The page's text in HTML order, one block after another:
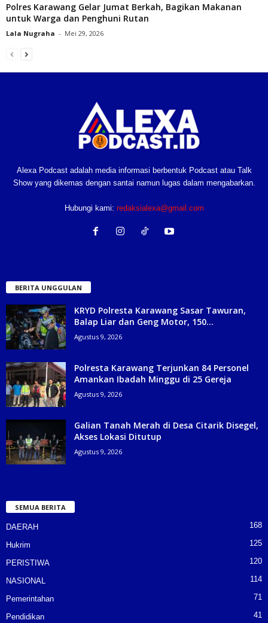
Polres Karawang Gelar Jumat Berkah, Bagikan Makanan
untuk Warga dan Penghuni Rutan
Lala Nugraha - Mei 29, 2026
Alexa Podcast adalah media informasi berbentuk Podcast atau Talk
Show yang dikemas dengan santai namun lugas dalam mengabarkan.
Hubungi kami: redaksialexa@gmail.com
BERITA UNGGULAN
KRYD Polresta Karawang Sasar Tawuran,
Balap Liar dan Geng Motor, 150...
Agustus 9, 2026
Polresta Karawang Terjunkan 84 Personel
Amankan Ibadah Minggu di 25 Gereja
Agustus 9, 2026
Galian Tanah Merah di Desa Citarik Disegel,
Akses Lokasi Ditutup
Agustus 9, 2026
SEMUA BERITA
DAERAH 168
Hukrim 125
PERISTIWA 120
NASIONAL 114
Pemerintahan 71
Pendidikan 41